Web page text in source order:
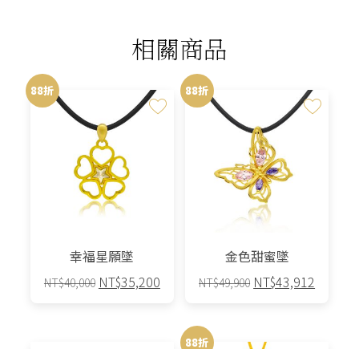
相關商品
88折
幸福星願墜
NT$40,000 原
NT$35,200目
格：
88折
金色甜蜜墜
NT$49,900 原
格：
NT$43,912
88折